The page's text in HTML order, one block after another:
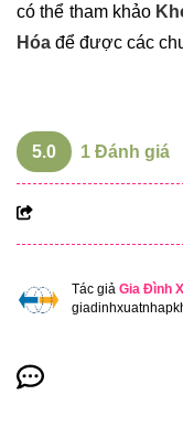
có thể tham khảo
Hóa để được các
5.0 1 Đánh giá
Tác giả Gia Đình